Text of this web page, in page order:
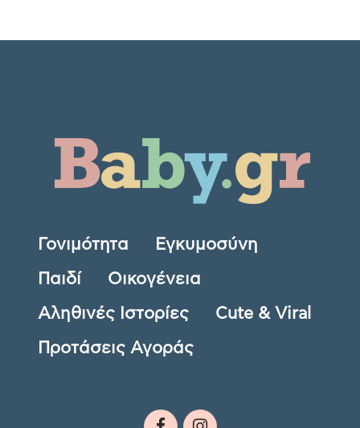
Γονιμότητα Εγκυμοσύνη
Παιδί Οικογένεια
Αληθινές Ιστορίες Cute & Viral
Προτάσεις Αγοράς